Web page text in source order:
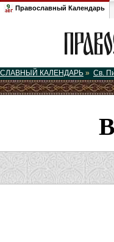
Православный Календарь
КАЛЕНДАРЬ » Св.